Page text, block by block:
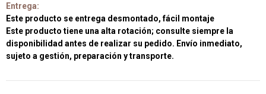
Entrega:
Este producto se entrega desmontado, fácil montaje
Este producto tiene una alta rotación; consulte siempre la
disponibilidad antes de realizar su pedido. Envío inmediato,
sujeto a gestión, preparación y transporte.